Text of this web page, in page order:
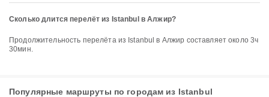
Сколько длится перелёт из Istanbul в Алжир?
Продолжительность перелёта из Istanbul в Алжир составляет около 3ч
30мин.
Популярные маршруты по городам из Istanbul